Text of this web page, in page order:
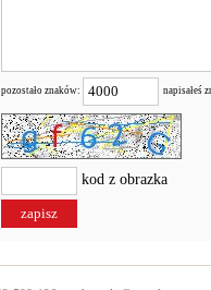
pozostało znaków: napisałeś
kod z obrazka